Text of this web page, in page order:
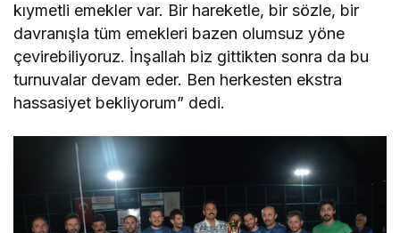
kıymetli emekler var. Bir hareketle, bir sözle, bir
davranışla tüm emekleri bazen olumsuz yöne
çevirebiliyoruz. İnşallah biz gittikten sonra da bu
turnuvalar devam eder. Ben herkesten ekstra
hassasiyet bekliyorum” dedi.